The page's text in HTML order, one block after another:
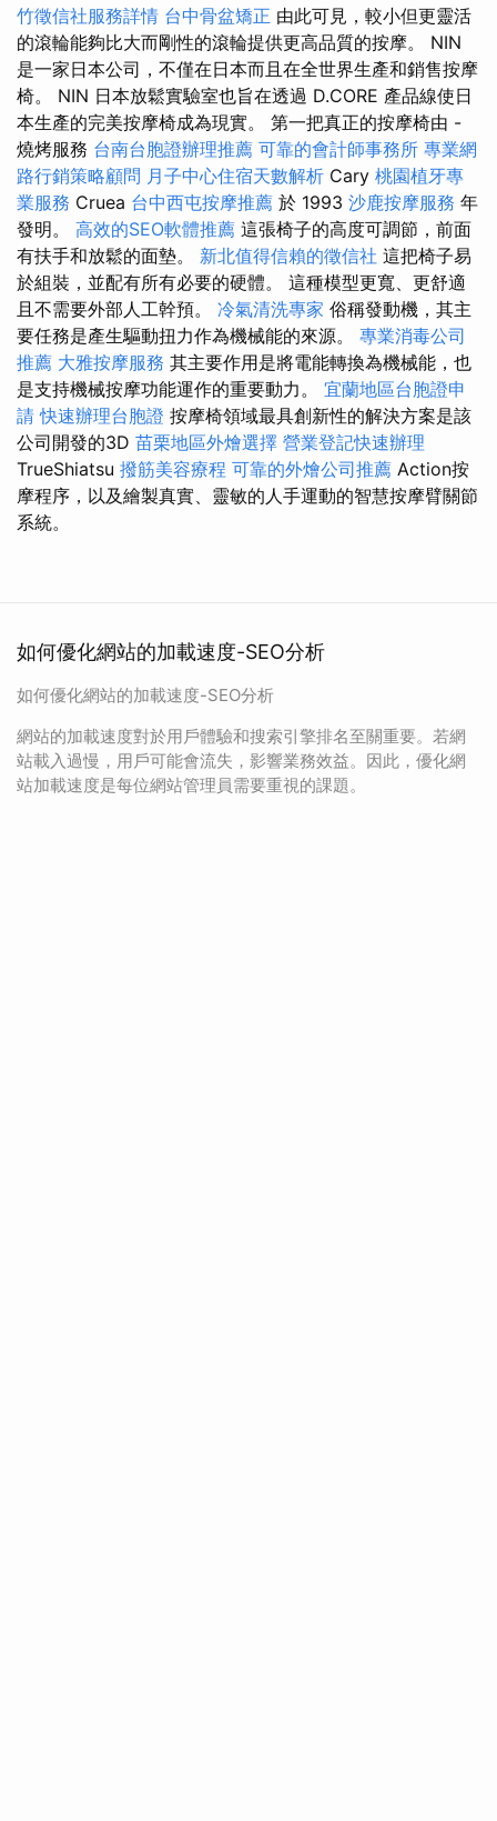
竹徵信社服務詳情 台中骨盆矯正 由此可見，較小但更靈活
的滾輪能夠比大而剛性的滾輪提供更高品質的按摩。 NIN
是一家日本公司，不僅在日本而且在全世界生產和銷售按摩
椅。 NIN 日本放鬆實驗室也旨在透過 D.CORE 產品線使日
本生產的完美按摩椅成為現實。 第一把真正的按摩椅由 -
燒烤服務 台南台胞證辦理推薦 可靠的會計師事務所 專業網
路行銷策略顧問 月子中心住宿天數解析 Cary 桃園植牙專
業服務 Cruea 台中西屯按摩推薦 於 1993 沙鹿按摩服務 年
發明。 高效的SEO軟體推薦 這張椅子的高度可調節，前面
有扶手和放鬆的面墊。 新北值得信賴的徵信社 這把椅子易
於組裝，並配有所有必要的硬體。 這種模型更寬、更舒適
且不需要外部人工幹預。 冷氣清洗專家 俗稱發動機，其主
要任務是產生驅動扭力作為機械能的來源。 專業消毒公司
推薦 大雅按摩服務 其主要作用是將電能轉換為機械能，也
是支持機械​​按摩功能運作的重要動力。 宜蘭地區台胞證申
請 快速辦理台胞證 按摩椅領域最具創新性的解決方案是該
公司開發的3D 苗栗地區外燴選擇 營業登記快速辦理
TrueShiatsu 撥筋美容療程 可靠的外燴公司推薦 Action按
摩程序，以及繪製真實、靈敏的人手運動的智慧按摩臂關節
系統。
如何優化網站的加載速度-SEO分析
如何優化網站的加載速度-SEO分析
網站的加載速度對於用戶體驗和搜索引擎排名至關重要。若網
站載入過慢，用戶可能會流失，影響業務效益。因此，優化網
站加載速度是每位網站管理員需要重視的課題。